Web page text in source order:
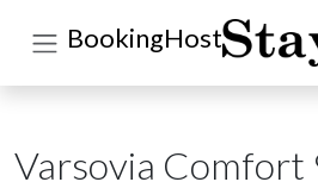
BookingHost
Varsovia Comfort